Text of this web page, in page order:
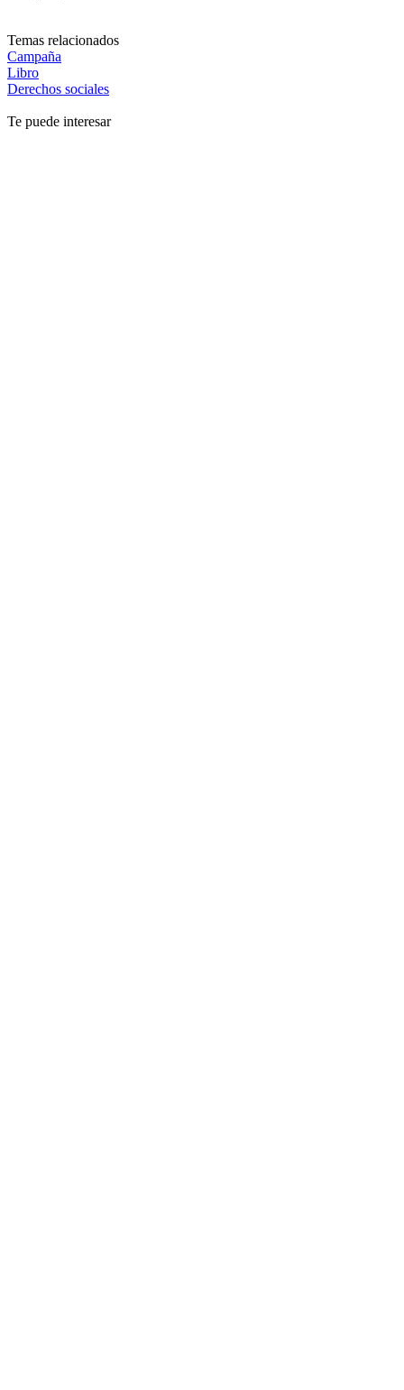
Temas relacionados
Campaña
Libro
Derechos sociales
Te puede interesar